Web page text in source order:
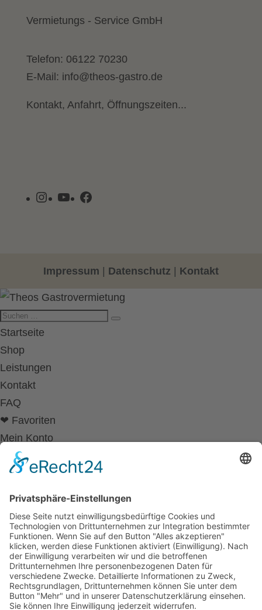
Vermietungs - Service GmbH
Telefon: 06122 70230
E-Mail: info@theos-gastro.de
Kontakt, Anfahrt, Öffnungszeiten...
Instagram
YouTubeFacebook
Impressum Datenschutz Kontakt
Startseite
Shop
Leistungen
Kontakt
FAQ
❤ Favoriten
Mein Konto
Betriebsferien
Wir befinden uns vom
19.12.2025 bis einschließlich 07.01.2026
in unseren Betriebsferien.
In dieser Zeit werden Anfragen